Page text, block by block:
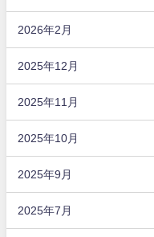
2026年2月
2025年12月
2025年11月
2025年10月
2025年9月
2025年7月